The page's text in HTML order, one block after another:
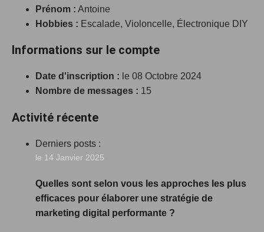
Prénom : Antoine
Hobbies : Escalade, Violoncelle, Électronique DIY
Informations sur le compte
Date d'inscription : le 08 Octobre 2024
Nombre de messages : 15
Activité récente
Derniers posts :
le 14 Janvier 2025
Quelles sont selon vous les approches les plus
efficaces pour élaborer une stratégie de
marketing digital performante ?